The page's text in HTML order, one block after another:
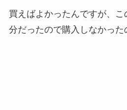
買えばよかったんですが、
分だったので購入しなかった